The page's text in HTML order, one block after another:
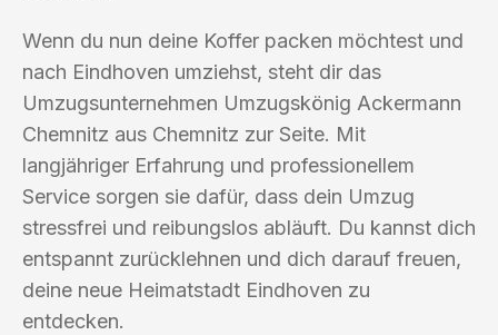
Wenn du nun deine Koffer packen möchtest und
nach Eindhoven umziehst, steht dir das
Umzugsunternehmen Umzugskönig Ackermann
Chemnitz aus Chemnitz zur Seite. Mit
langjähriger Erfahrung und professionellem
Service sorgen sie dafür, dass dein Umzug
stressfrei und reibungslos abläuft. Du kannst dich
entspannt zurücklehnen und dich darauf freuen,
deine neue Heimatstadt Eindhoven zu
entdecken.